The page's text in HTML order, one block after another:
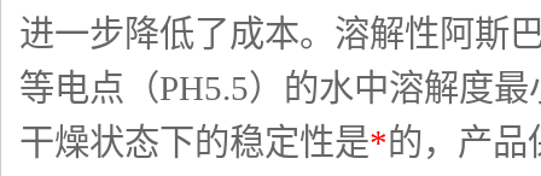
进一步降低了成本。溶解性阿斯
等电点（PH5.5）的水中溶解度
干燥状态下的稳定性是*的，产品